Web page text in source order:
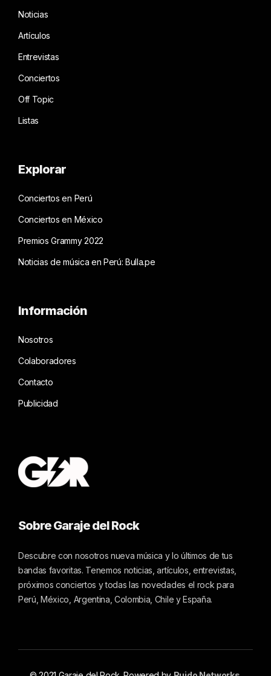
Noticias
Artículos
Entrevistas
Conciertos
Off Topic
Listas
Explorar
Conciertos en Perú
Conciertos en México
Premios Grammy 2022
Noticias de música en Perú: Bulla.pe
Información
Nosotros
Colaboradores
Contacto
Publicidad
Sobre Garaje del Rock
Descubre con nosotros nueva música y lo últimos de tus
bandas favoritas. Tenemos noticias, artículos, entrevistas,
próximos conciertos y todas las novedades el rock para
Perú, México, Argentina, Colombia, Chile y España.